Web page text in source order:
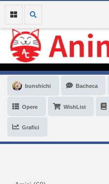
bunshichi Bacheca
Opere WishList
Grafici